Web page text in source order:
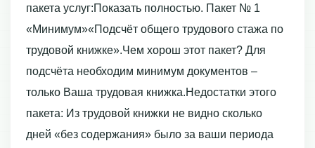
пакета услуг:Показать полностью. Пакет № 1
«Минимум»«Подсчёт общего трудового стажа по
трудовой книжке».Чем хорош этот пакет? Для
подсчёта необходим минимум документов –
только Ваша трудовая книжка.Недостатки этого
пакета: Из трудовой книжки не видно сколько
дней «без содержания» было за ваши периода